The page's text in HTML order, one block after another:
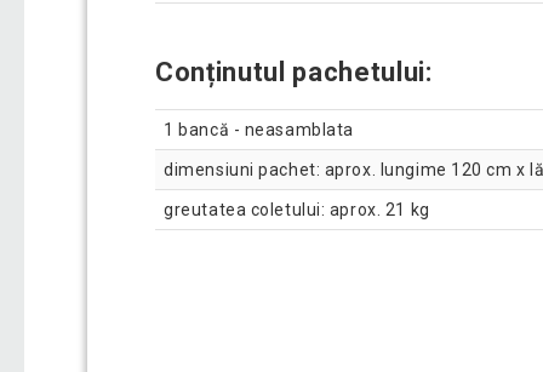
Conținutul pachetului:
1 bancă - neasamblata
dimensiuni pachet: aprox. lungime 120 cm x
greutatea coletului: aprox. 21 kg